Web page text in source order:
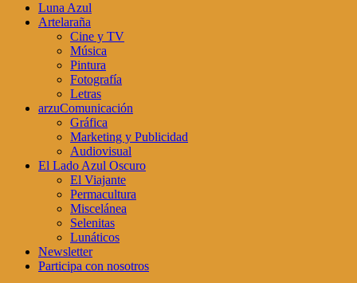
Luna Azul
Artelaraña
Cine y TV
Música
Pintura
Fotografía
Letras
arzuComunicación
Gráfica
Marketing y Publicidad
Audiovisual
El Lado Azul Oscuro
El Viajante
Permacultura
Miscelánea
Selenitas
Lunáticos
Newsletter
Participa con nosotros